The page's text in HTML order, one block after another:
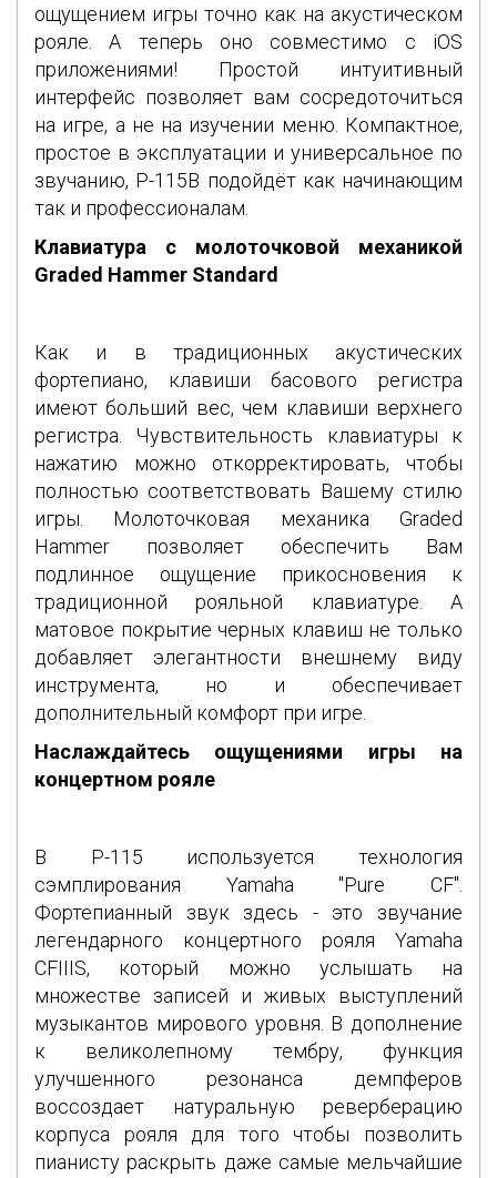
ощущением игры точно как на акустическом
рояле. А теперь оно совместимо с iOS
приложениями! Простой интуитивный
интерфейс позволяет вам сосредоточиться
на игре, а не на изучении меню. Компактное,
простое в эксплуатации и универсальное по
звучанию, P-115B подойдёт как начинающим
так и профессионалам.
Клавиатура c молоточковой механикой
Graded Hammer Standard
Как и в традиционных акустических
фортепиано, клавиши басового регистра
имеют больший вес, чем клавиши верхнего
регистра. Чувствительность клавиатуры к
нажатию можно откорректировать, чтобы
полностью соответствовать Вашему стилю
игры. Молоточковая механика Graded
Hammer позволяет обеспечить Вам
подлинное ощущение прикосновения к
традиционной рояльной клавиатуре. А
матовое покрытие черных клавиш не только
добавляет элегантности внешнему виду
инструмента, но и обеспечивает
дополнительный комфорт при игре.
Наслаждайтесь ощущениями игры на
концертном рояле
В P-115 используется технология
сэмплирования Yamaha "Pure CF".
Фортепианный звук здесь - это звучание
легендарного концертного рояля Yamaha
CFIIIS, который можно услышать на
множестве записей и живых выступлений
музыкантов мирового уровня. В дополнение
к великолепному тембру, функция
улучшенного резонанса демпферов
воссоздает натуральную реверберацию
корпуса рояля для того чтобы позволить
пианисту раскрыть даже самые мельчайшие